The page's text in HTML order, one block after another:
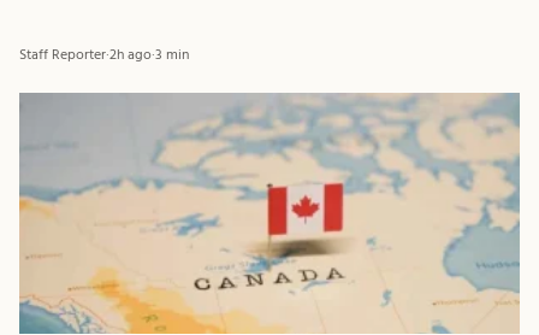
Staff Reporter·2h ago·3 min